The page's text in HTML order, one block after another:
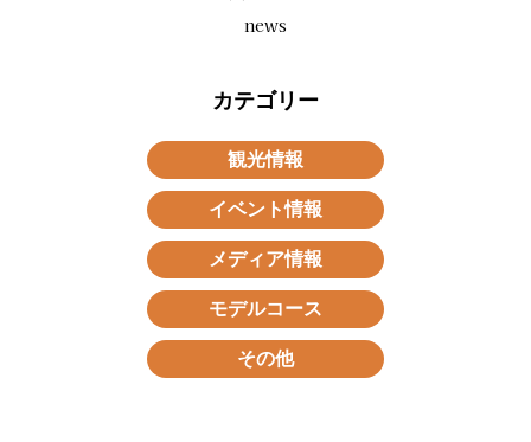
news
カテゴリー
観光情報
イベント情報
メディア情報
モデルコース
その他